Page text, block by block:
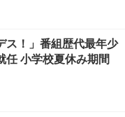
ス！」番組歴代最年少
任 小学校夏休み期間